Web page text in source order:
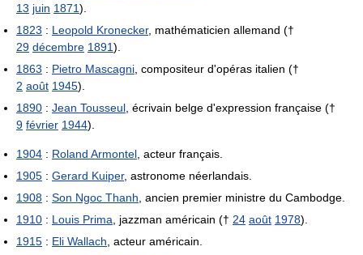
13 juin 1871).
1823 : Leopold Kronecker, mathématicien allemand (†
29 décembre 1891).
1863 : Pietro Mascagni , compositeur d'opéras italien (†
2 août 1945).
1890 : Jean Tousseul , écrivain belge d'expression française (†
9 février 1944).
1904 : Roland Armontel , acteur français.
1905 : Gerard Kuiper, astronome néerlandais.
1908 : Son Ngoc Thanh , ancien premier ministre du Cambodge.
1910 : Louis Prima , jazzman américain († 24 août 1978).
1915 : Eli Wallach , acteur américain.